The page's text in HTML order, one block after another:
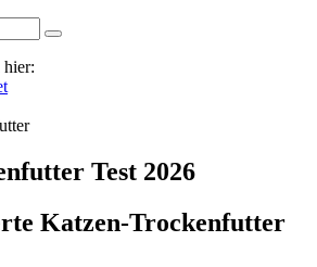
hier:
Test 2026
Katzen-Trockenfutter